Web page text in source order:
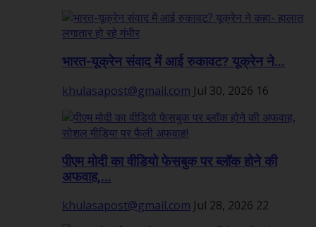
भारत-यूक्रेन संवाद में आई रुकावट? यूक्रेन ने...
khulasapost@gmail.com Jul 30, 2026 16
पीएम मोदी का वीडियो फेसबुक पर ब्लॉक होने की
अफवाह,...
khulasapost@gmail.com Jul 28, 2026 22